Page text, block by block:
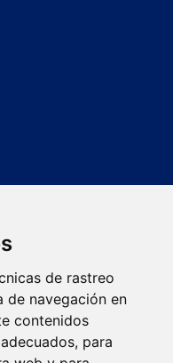
de rastreo
de navegación en
contenidos
para